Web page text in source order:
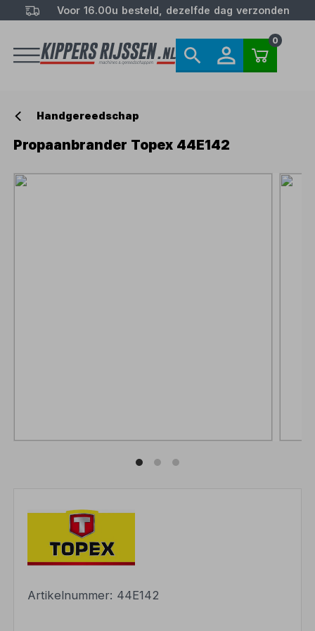
Voor 16.00u besteld, dezelfde dag verzonden
0
Handgereedschap
Propaanbrander Topex 44E142
Artikelnummer: 44E142